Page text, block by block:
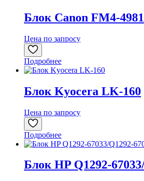
Блок Canon FM4-4981
Цена по запросу
Подробнее
Блок Kyocera LK-160
Цена по запросу
Подробнее
Блок HP Q1292-